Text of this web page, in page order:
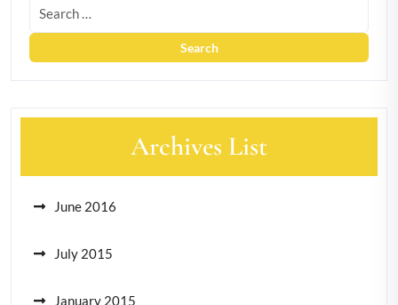
Archives List
June 2016
July 2015
January 2015